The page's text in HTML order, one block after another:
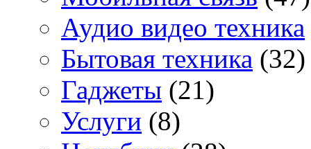
Аудио видео техника
Бытовая техника (32)
Гаджеты (21)
Услуги (8)